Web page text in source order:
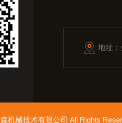
地址
机械技术有限公司 All Rights